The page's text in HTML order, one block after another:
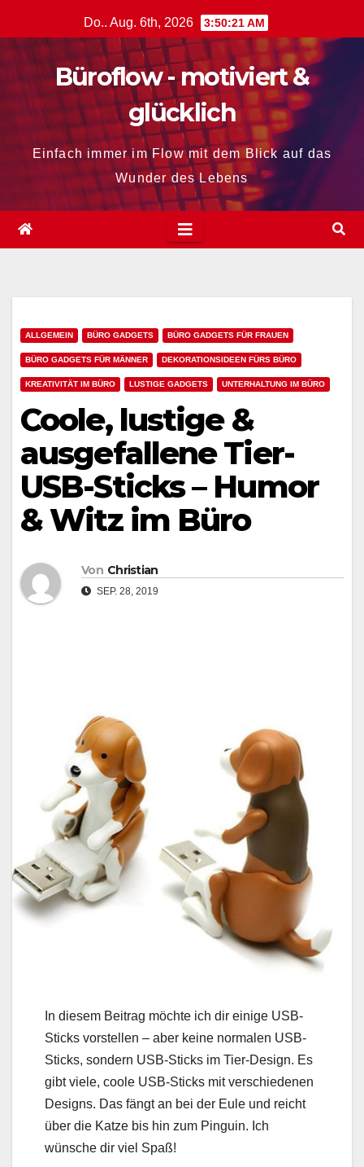
Inhalt
springen
Do.. Aug. 6th, 2026 3:50:22 AM
Büroflow - motiviert &
glücklich
Einfach immer im Flow mit dem Blick auf das
Wunder des Lebens
ALLGEMEIN BÜRO GADGETS BÜRO GADGETS FÜR FRAUEN
BÜRO GADGETS FÜR MÄNNER DEKORATIONSIDEEN FÜRS BÜRO
KREATIVITÄT IM BÜRO LUSTIGE GADGETS UNTERHALTUNG IM BÜRO
Coole, lustige &
ausgefallene Tier-
USB-Sticks – Humor
& Witz im Büro
Von Christian
SEP. 28, 2019
In diesem Beitrag möchte ich dir einige USB-
Sticks vorstellen – aber keine normalen USB-
Sticks, sondern USB-Sticks im Tier-Design. Es
gibt viele, coole USB-Sticks mit verschiedenen
Designs. Das fängt an bei der Eule und reicht
über die Katze bis hin zum Pinguin. Ich
wünsche dir viel Spaß!